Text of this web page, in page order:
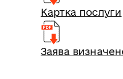
Картка послуги
Заява